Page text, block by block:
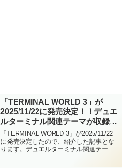
「TERMINAL WORLD 3」が
2025/11/22に発売決定！！デュエ
ルターミナル関連テーマが収録さ
れる「ターミナルワールド」の第
3弾！！「テラナイト」&「セイ
クリッド」と「Ｘ－セイバー」が
「TERMINAL WORLD 3」が2025/11/22
に発売決定したので、紹介した記事とな
ります。デュエルターミナル関連テーマ